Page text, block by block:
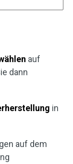
auf
dann
in
auf dem